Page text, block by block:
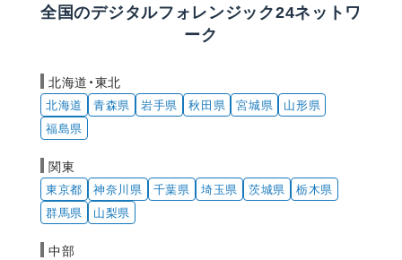
全国のデジタルフォレンジック24ネットワ
ーク
北海道・東北
北海道 青森県 岩手県 秋田県 宮城県
山形県
福島県
関東
東京都 神奈川県 千葉県 埼玉県 茨城県
栃木県
群馬県
山梨県
中部